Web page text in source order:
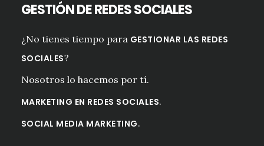
GESTIÓN DE REDES SOCIALES
¿No tienes tiempo para GESTIONAR LAS REDES
SOCIALES?
Nosotros lo hacemos por tí.
MARKETING EN REDES SOCIALES.
SOCIAL MEDIA MARKETING.